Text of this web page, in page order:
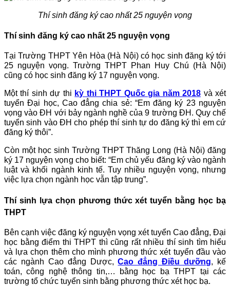
Thí sinh đăng ký cao nhất 25 nguyện vọng
Thí sinh đăng ký cao nhất 25 nguyện vọng
Tại Trường THPT Yên Hòa (Hà Nội) có học sinh đăng ký tới
25 nguyện vọng. Trường THPT Phan Huy Chú (Hà Nội)
cũng có học sinh đăng ký 17 nguyện vọng.
Một thí sinh dự thi kỳ thi THPT Quốc gia năm 2018 và xét
tuyển Đại học, Cao đẳng chia sẻ: “Em đăng ký 23 nguyện
vọng vào ĐH với bảy ngành nghề của 9 trường ĐH. Quy chế
tuyển sinh vào ĐH cho phép thí sinh tự do đăng ký thì em cứ
đăng ký thôi”.
Còn một học sinh Trường THPT Thăng Long (Hà Nội) đăng
ký 17 nguyện vọng cho biết: “Em chủ yếu đăng ký vào ngành
luật và khối ngành kinh tế. Tuy nhiều nguyện vọng, nhưng
việc lựa chọn ngành học vẫn tập trung”.
Thí sinh lựa chọn phương thức xét tuyển bằng học bạ
THPT
Bên cạnh việc đăng ký nguyện vọng xét tuyển Cao đẳng, Đại
học bằng điểm thi THPT thì cũng rất nhiều thí sinh tìm hiểu
và lựa chọn thêm cho mình phương thức xét tuyển đầu vào
các ngành Cao đẳng Dược,Cao đẳng Điều dưỡng, kế
toán, công nghệ thông tin,… bằng học bạ THPT tại các
trường tổ chức tuyển sinh bằng phương thức xét học bạ.